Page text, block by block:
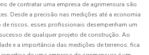
de contratar uma empresa de agrimensura são
Desde a precisão nas medições até a economia
de riscos, esses profissionais desempenham um
de qualquer projeto de construção. Ao
e a importância das medições de terrenos, fica